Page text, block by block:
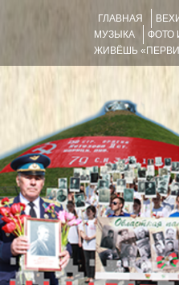
ГЛАВНАЯ
МУЗЫКА
ФОТО
ЖИВЁШЬ